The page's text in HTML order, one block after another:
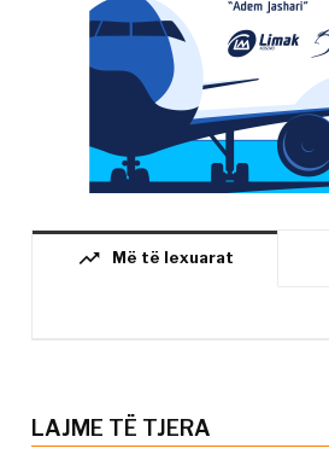
trending_up Më të lexuarat
LAJME TË TJERA